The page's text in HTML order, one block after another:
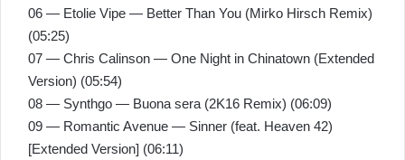
06 — Etolie Vipe — Better Than You (Mirko Hirsch Remix)
(05:25)
07 — Chris Calinson — One Night in Chinatown (Extended
Version) (05:54)
08 — Synthgo — Buona sera (2K16 Remix) (06:09)
09 — Romantic Avenue — Sinner (feat. Heaven 42)
[Extended Version] (06:11)